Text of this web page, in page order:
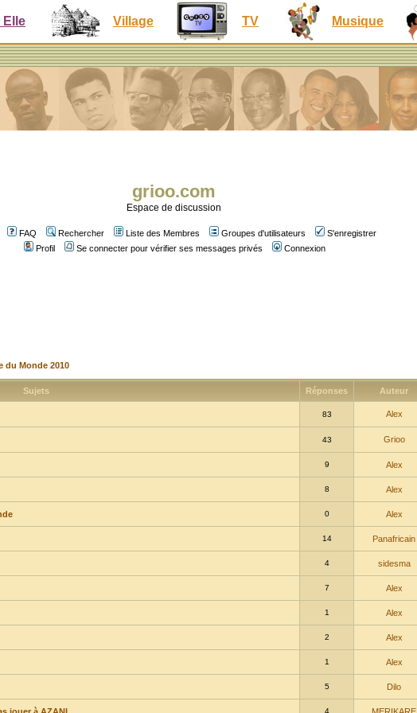
Elle Village TV Musique
grioo.com
Espace de discussion
FAQ Rechercher Liste des Membres Groupes d'utilisateurs
S'enregistrer
Profil
Se connecter pour vérifier ses messages privés Connexion
du Monde 2010
Sujets Réponses Auteur
83 Alex
43 Grioo
9 Alex
8 Alex
0 Alex
14 Panafricain
4 sidesma
7 Alex
1 Alex
2 Alex
1 Alex
5 Dilo
4